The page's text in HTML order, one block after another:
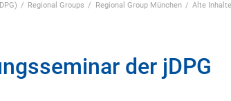
Regional Groups Regional Group München Alte Inhalte
der jDPG